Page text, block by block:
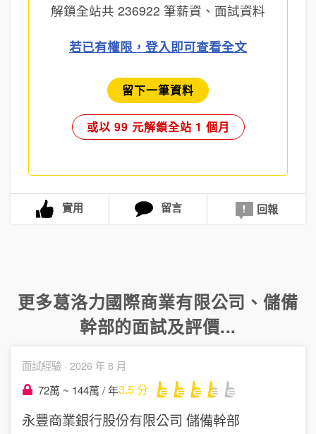
解鎖全站共 236922 筆薪資、面試資料
若已有權限，登入即可查看全文
留下一筆資料
或以 99 元解鎖全站 1 個月
實用 留言 回報
更多葛洛力國際商業有限公司 、儲備
幹部的面試及評價...
面試經驗 · 2026 年 8 月
72萬 ~ 144萬 / 年3.5分
永豐商業銀行股份有限公司 儲備幹部